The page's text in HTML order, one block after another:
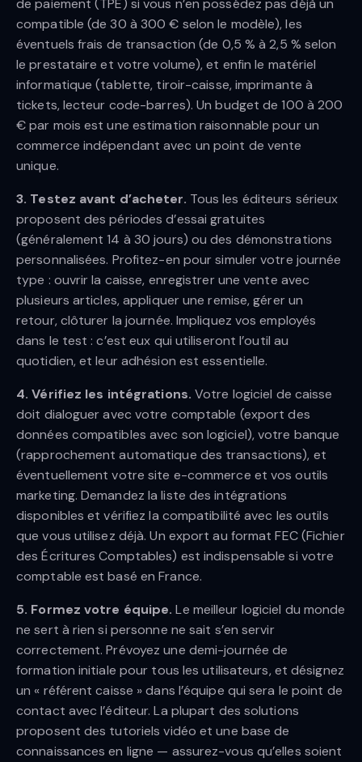
de paiement (TPE) si vous n’en possédez pas déjà un
compatible (de 30 à 300 € selon le modèle), les
éventuels frais de transaction (de 0,5 % à 2,5 % selon
le prestataire et votre volume), et enfin le matériel
informatique (tablette, tiroir-caisse, imprimante à
tickets, lecteur code-barres). Un budget de 100 à 200
€ par mois est une estimation raisonnable pour un
commerce indépendant avec un point de vente
unique.
3. Testez avant d’acheter. Tous les éditeurs sérieux
proposent des périodes d’essai gratuites
(généralement 14 à 30 jours) ou des démonstrations
personnalisées. Profitez-en pour simuler votre journée
type : ouvrir la caisse, enregistrer une vente avec
plusieurs articles, appliquer une remise, gérer un
retour, clôturer la journée. Impliquez vos employés
dans le test : c’est eux qui utiliseront l’outil au
quotidien, et leur adhésion est essentielle.
4. Vérifiez les intégrations. Votre logiciel de caisse
doit dialoguer avec votre comptable (export des
données compatibles avec son logiciel), votre banque
(rapprochement automatique des transactions), et
éventuellement votre site e-commerce et vos outils
marketing. Demandez la liste des intégrations
disponibles et vérifiez la compatibilité avec les outils
que vous utilisez déjà. Un export au format FEC (Fichier
des Écritures Comptables) est indispensable si votre
comptable est basé en France.
5. Formez votre équipe. Le meilleur logiciel du monde
ne sert à rien si personne ne sait s’en servir
correctement. Prévoyez une demi-journée de
formation initiale pour tous les utilisateurs, et désignez
un « référent caisse » dans l’équipe qui sera le point de
contact avec l’éditeur. La plupart des solutions
proposent des tutoriels vidéo et une base de
connaissances en ligne — assurez-vous qu’elles soient